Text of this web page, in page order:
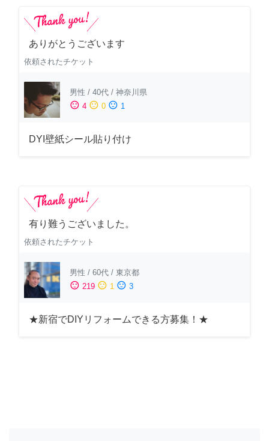
ありがとうございます
依頼されたチケット
男性 / 40代 / 神奈川県
sentiment_satisfied 4 sentiment_neutral 0 sentiment_dissatisfied 1
DYI壁紙シール貼り付け
有り難うございました。
依頼されたチケット
男性 / 60代 / 東京都
sentiment_satisfied 219 sentiment_neutral 1 sentiment_dissatisfied 3
★新宿でDIYリフォームできる方募集！★